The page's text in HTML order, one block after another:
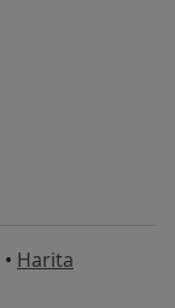
• Harita